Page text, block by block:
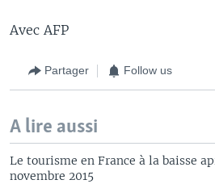
Avec AFP
Partager Follow us
A lire aussi
Le tourisme en France à la baisse
novembre 2015